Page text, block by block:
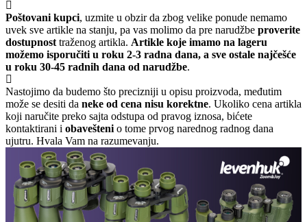
Poštovani kupci, uzmite u obzir da zbog velike ponude nemamo
uvek sve artikle na stanju, pa vas molimo da pre narudžbe proverite
dostupnost traženog artikla. Artikle koje imamo na lageru
možemo isporučiti u roku 2-3 radna dana, a sve ostale najčešće
u roku 30-45 radnih dana od narudžbe.
Nastojimo da budemo što precizniji u opisu proizvoda, međutim
može se desiti da neke od cena nisu korektne. Ukoliko cena artikla
koji naručite preko sajta odstupa od pravog iznosa, bićete
kontaktirani i obavešteni o tome prvog narednog radnog dana
ujutru. Hvala Vam na razumevanju.